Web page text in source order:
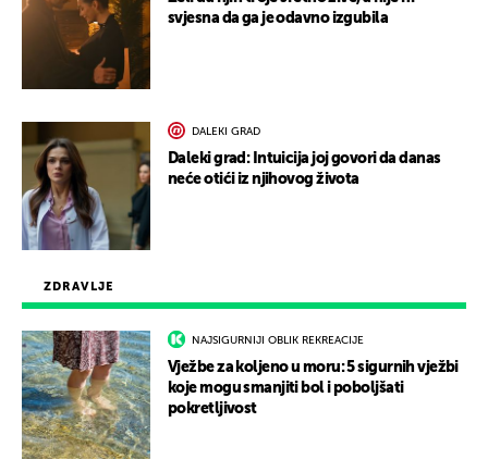
ZDRAVLJE
NAJSIGURNIJI OBLIK REKREACIJE
Vježbe za koljeno u moru: 5 sigurnih vježbi
koje mogu smanjiti bol i poboljšati
pokretljivost
svjesna da ga je odavno izgubila
DALEKI GRAD
Daleki grad: Intuicija joj govori da danas
neće otići iz njihovog života